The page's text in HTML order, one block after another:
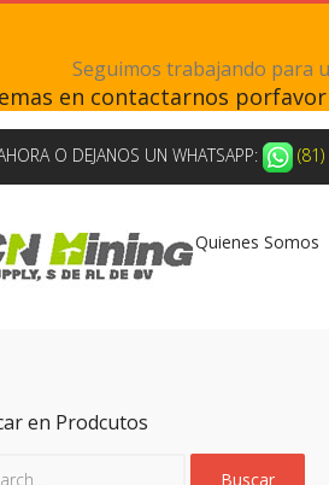
Seguimos trabajando para
en contactarnos
O DEJANOS UN WHATSAPP:
Quienes Somos
en Prodcutos